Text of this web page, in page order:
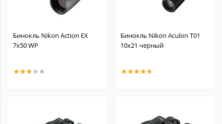
Бинокль Nikon Action EX
7x50 WP
Бинокль Nikon Aculon T01
10x21 черный